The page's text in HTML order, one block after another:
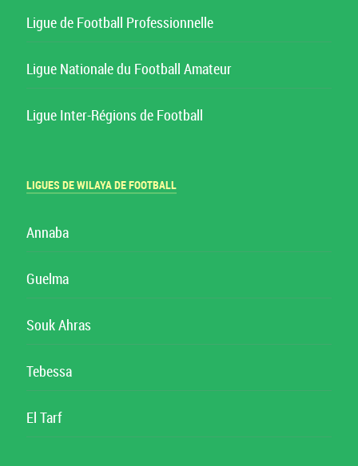
Ligue de Football Professionnelle
Ligue Nationale du Football Amateur
Ligue Inter-Régions de Football
LIGUES DE WILAYA DE FOOTBALL
Annaba
Guelma
Souk Ahras
Tebessa
El Tarf